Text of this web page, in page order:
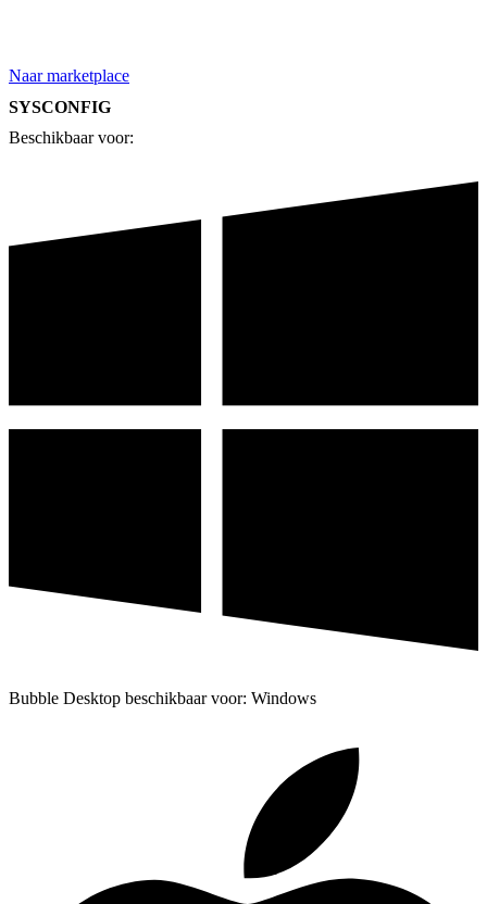
Naar marketplace
SYSCONFIG
Beschikbaar voor:
Bubble Desktop beschikbaar voor: Windows